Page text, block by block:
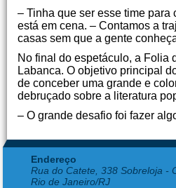
– Tinha que ser esse time
está em cena. – Contamos a
casas sem que a gente
No final do espetáculo, a Folia
Labanca. O objetivo principal
de conceber uma grande e
debruçado sobre a literatura
– O grande desafio foi fazer
Endereço
Rua do Catete, 338 Sobreloja -
Rio de Janeiro/RJ